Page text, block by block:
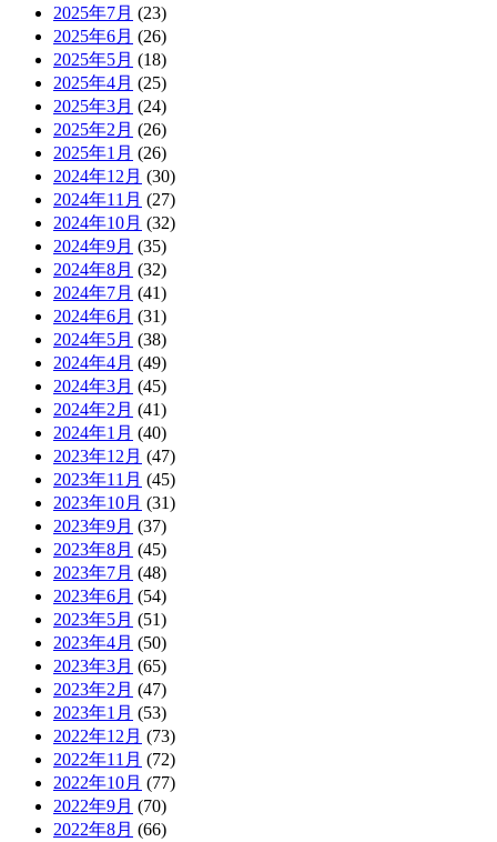
2025年7月 (23)
2025年6月 (26)
2025年5月 (18)
2025年4月 (25)
2025年3月 (24)
2025年2月 (26)
2025年1月 (26)
2024年12月 (30)
2024年11月 (27)
2024年10月 (32)
2024年9月 (35)
2024年8月 (32)
2024年7月 (41)
2024年6月 (31)
2024年5月 (38)
2024年4月 (49)
2024年3月 (45)
2024年2月 (41)
2024年1月 (40)
2023年12月 (47)
2023年11月 (45)
2023年10月 (31)
2023年9月 (37)
2023年8月 (45)
2023年7月 (48)
2023年6月 (54)
2023年5月 (51)
2023年4月 (50)
2023年3月 (65)
2023年2月 (47)
2023年1月 (53)
2022年12月 (73)
2022年11月 (72)
2022年10月 (77)
2022年9月 (70)
2022年8月 (66)